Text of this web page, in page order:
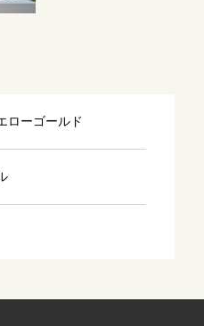
ローゴールド
来店ご予約